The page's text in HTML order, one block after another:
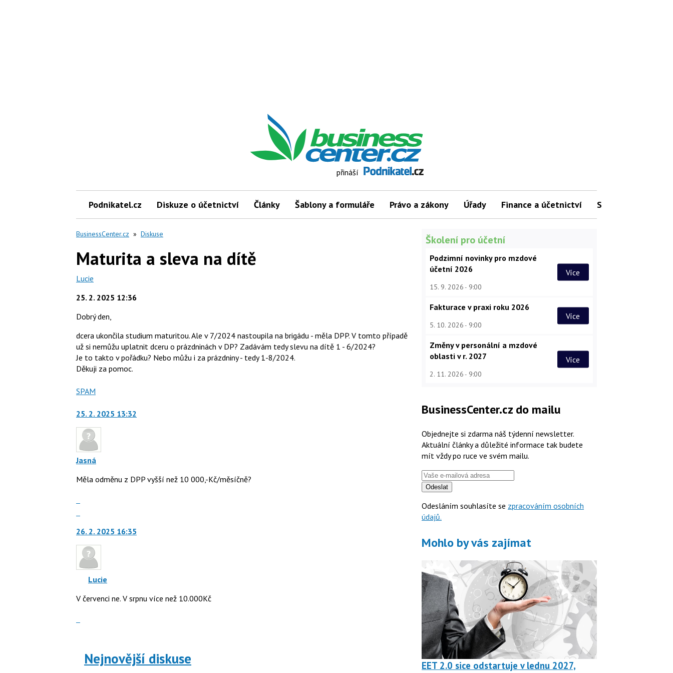
přináší
Podnikatel.cz Diskuze o účetnictví Články Šablony a formuláře Právo a zákony Úřady Finance a účetnictví Slovníček pojmů
BusinessCenter.cz » Diskuse
Maturita a sleva na dítě
Lucie
25. 2. 2025 12:36
Dobrý den,
dcera ukončila studium maturitou. Ale v 7/2024 nastoupila na brigádu - měla DPP. V tomto případě
už si nemůžu uplatnit dceru o prázdninách v DP? Zadávám tedy slevu na dítě 1 - 6/2024?
Je to takto v pořádku? Nebo můžu i za prázdniny - tedy 1-8/2024.
Děkuji za pomoc.
Nahlásit
jako
SPAM
25. 2. 2025 13:32
Jasná
Měla odměnu z DPP vyšší než 10 000,-Kč/měsíčně?
další
nový
názor.
navigaci
použít
následující
a
26. 2. 2025 16:35
Lucie
V červenci ne. V srpnu více než 10.000Kč
Nejnovější diskuse
Školení pro účetní
Podzimní novinky pro mzdové
účetní 2026
15. 9. 2026 9:00
Více
Fakturace v praxi roku 2026
5. 10. 2026 9:00
Více
Změny v personální a mzdové
oblasti v r. 2027
2. 11. 2026 9:00
Více
BusinessCenter.cz do mailu
Objednejte si zdarma náš týdenní newsletter.
Aktuální články a důležité informace tak budete
mít vždy po ruce ve svém mailu.
Odeslat
Odesláním souhlasíte se zpracováním osobních
údajů.
Mohlo by vás zajímat
EET 2.0 sice odstartuje v lednu 2027,